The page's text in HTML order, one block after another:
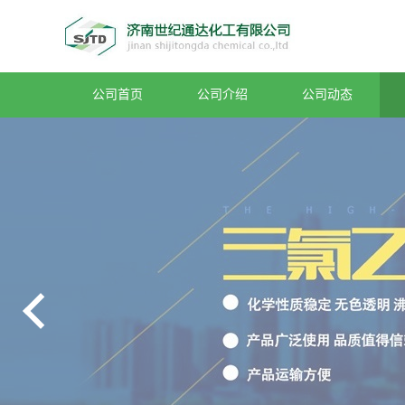
公司首页 公司介绍 公司动态